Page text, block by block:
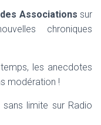
O
N
Associations sur
chroniques
les anecdotes
modération !
limite sur Radio